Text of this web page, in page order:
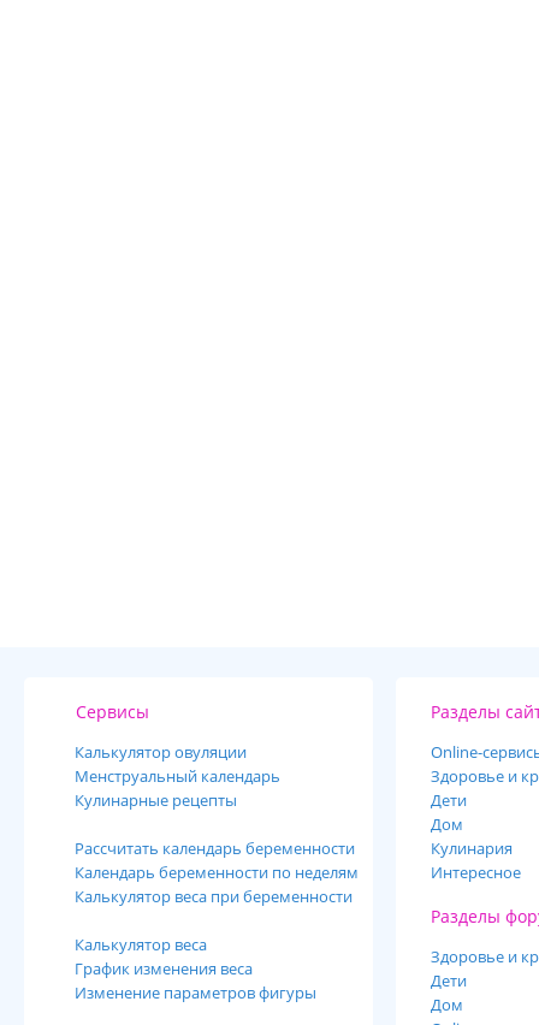
Сервисы
Калькулятор овуляции
Менструальный календарь
Кулинарные рецепты
Рассчитать календарь беременности
Календарь беременности по неделям
Калькулятор веса при беременности
Калькулятор веса
График изменения веса
Изменение параметров фигуры
Разделы
Online-
Здоровье и
Дети
Дом
Кулинария
Интересное
Разделы
Здоровье и
Дети
Дом